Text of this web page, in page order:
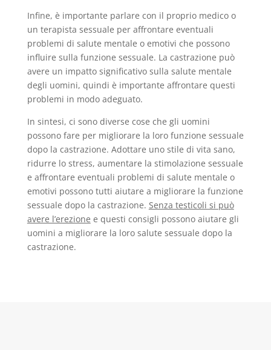
Infine, è importante parlare con il proprio medico o
un terapista sessuale per affrontare eventuali
problemi di salute mentale o emotivi che possono
influire sulla funzione sessuale. La castrazione può
avere un impatto significativo sulla salute mentale
degli uomini, quindi è importante affrontare questi
problemi in modo adeguato.
In sintesi, ci sono diverse cose che gli uomini
possono fare per migliorare la loro funzione sessuale
dopo la castrazione. Adottare uno stile di vita sano,
ridurre lo stress, aumentare la stimolazione sessuale
e affrontare eventuali problemi di salute mentale o
emotivi possono tutti aiutare a migliorare la funzione
sessuale dopo la castrazione. Senza testicoli si può
avere l’erezione e questi consigli possono aiutare gli
uomini a migliorare la loro salute sessuale dopo la
castrazione.